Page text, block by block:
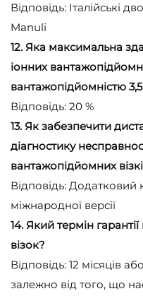
Відповідь: Італійські
Manuli
12. Яка максимальна
іонних
вантажопідйомністю 3,5
Відповідь: 20 %
13. Як забезпечити
діагностику
вантажопідйомних
Відповідь: Додатковий
міжнародної версії
14. Який термін
візок?
Відповідь: 12 місяців
залежно від того, що